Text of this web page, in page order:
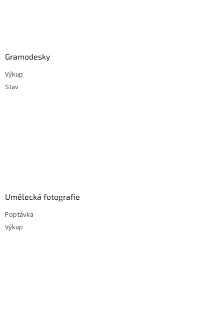
Gramodesky
Výkup
Stav
Umělecká fotografie
Poptávka
Výkup